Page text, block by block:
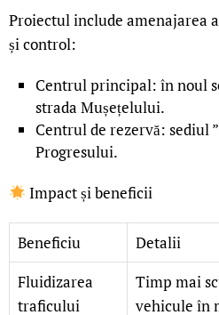
Proiectul include amenajarea
și control:
Centrul principal: în noul
strada Mușețelului.
Centrul de rezervă: sediul
Progresului.
Impact și beneficii
Beneficiu
Detalii
Fluidizarea
traficului
Timp mai
vehicule în